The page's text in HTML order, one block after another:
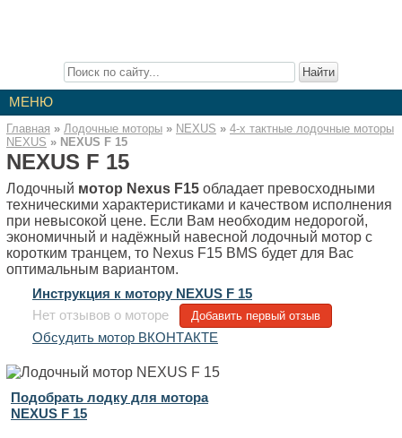
МЕНЮ
Главная » Лодочные моторы » NEXUS » 4-x тактные лодочные моторы
NEXUS » NEXUS F 15
NEXUS F 15
Лодочный мотор Nexus F15 обладает превосходными
техническими характеристиками и качеством исполнения
при невысокой цене. Если Вам необходим недорогой,
экономичный и надёжный навесной лодочный мотор с
коротким транцем, то Nexus F15 BMS будет для Вас
оптимальным вариантом.
Инструкция к мотору NEXUS F 15
Нет отзывов о моторе
Добавить первый отзыв
Обсудить мотор ВКОНТАКТЕ
Подобрать лодку для мотора
NEXUS F 15